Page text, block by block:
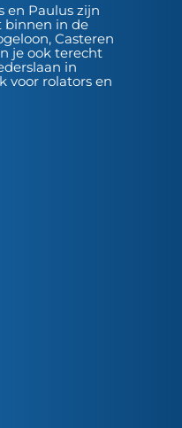
en Paulus zijn
binnen in de
Casteren
je ook terecht
in
voor rolators en